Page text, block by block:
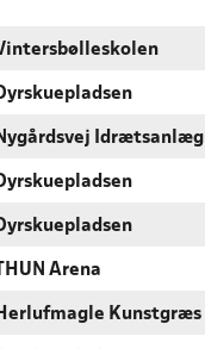
Idrætsanlæg
THUN Arena
Kunstgræs